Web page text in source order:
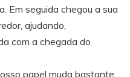
Em seguida chegou a sua
ajudando,
com a chegada do
papel muda bastante.